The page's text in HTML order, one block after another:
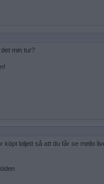
min tur?
köpt biljett så att du får se mello